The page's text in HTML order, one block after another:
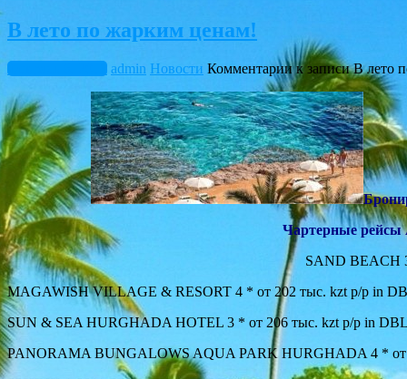
В лето по жарким ценам!
Февраль 6, 2018 admin Новости Комментариик записи В лето
Чартерные
SAND BEACH
MAGAWISH VILLAGE & RESORT 4 * от 202 тыс. kzt p/p in
SUN & SEA HURGHADA HOTEL 3 * от 206 тыс. kzt p/p in
PANORAMA BUNGALOWS AQUA PARK HURGHADA 4 * от